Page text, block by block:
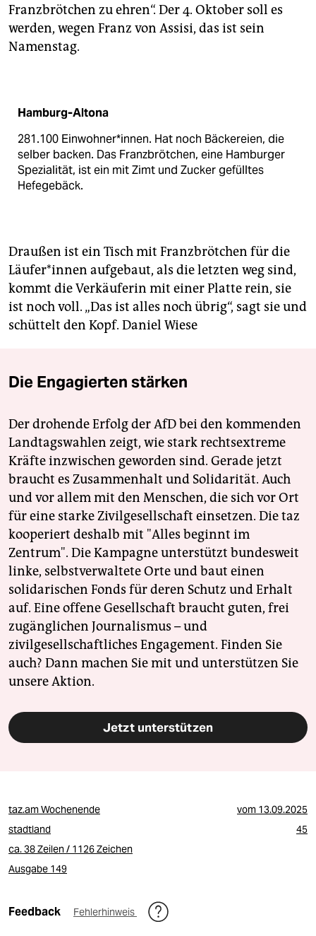
Franzbrötchen zu ehren“. Der 4. Oktober soll es
werden, wegen Franz von Assisi, das ist sein
Namenstag.
Hamburg-Altona
281.100 Ein­wohner*innen. Hat noch Bäckereien, die
selber backen. Das Franz­brötchen, eine Hamburger
Spezialität, ist ein mit Zimt und Zucker gefülltes
Hefegebäck.
Draußen ist ein Tisch mit Franzbrötchen für die
Läu­fe­r*in­nen aufgebaut, als die letzten weg sind,
kommt die Verkäuferin mit einer Platte rein, sie
ist noch voll. „Das ist alles noch übrig“, sagt sie und
schüttelt den Kopf. Daniel Wiese
Die Engagierten stärken
Der drohende Erfolg der AfD bei den kommenden
Landtagswahlen zeigt, wie stark rechtsextreme
Kräfte inzwischen geworden sind. Gerade jetzt
braucht es Zusammenhalt und Solidarität. Auch
und vor allem mit den Menschen, die sich vor Ort
für eine starke Zivilgesellschaft einsetzen. Die taz
kooperiert deshalb mit "Alles beginnt im
Zentrum". Die Kampagne unterstützt bundesweit
linke, selbstverwaltete Orte und baut einen
solidarischen Fonds für deren Schutz und Erhalt
auf. Eine offene Gesellschaft braucht guten, frei
zugänglichen Journalismus – und
zivilgesellschaftliches Engagement. Finden Sie
auch? Dann machen Sie mit und unterstützen Sie
unsere Aktion.
Jetzt unterstützen
taz.am Wochenende vom 13.09.2025
stadtland
45
ca. 38 Zeilen / 1126 Zeichen
Ausgabe 149
Feedback Fehlerhinweis